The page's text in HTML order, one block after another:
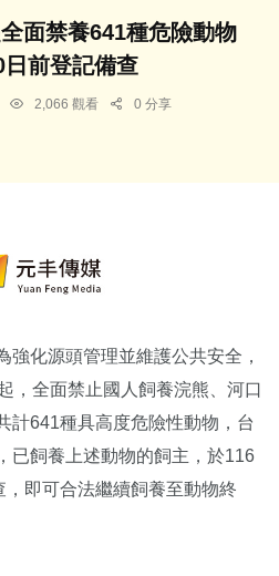
面禁養641種危險動物
前登記備查
2,066 觀看 0 分享
強化源頭管理並維護公共安全，
，全面禁止國人飼養浣熊、河口
計641種具高度危險性動物，台
已飼養上述動物的飼主，於116
即可合法繼續飼養至動物終